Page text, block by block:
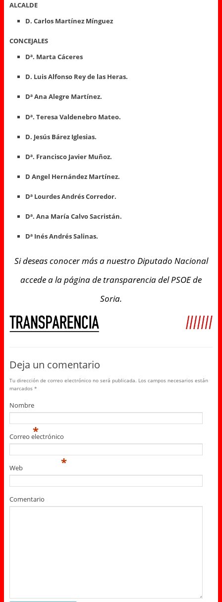
ALCALDE
D. Carlos Martínez Mínguez
CONCEJALES
Dª. Marta Cáceres
D. Luis Alfonso Rey de las Heras.
Dª Ana Alegre Martínez.
Dª. Teresa Valdenebro Mateo.
D. Jesús Bárez Iglesias.
Dª. Francisco Javier Muñoz.
D Angel Hernández Martínez.
Dª Lourdes Andrés Corredor.
Dª. Ana María Calvo Sacristán.
Dª Inés Andrés Salinas.
Si deseas conocer más a nuestro Diputado Nacional
accede a la página de transparencia del PSOE de
Soria.
Deja un comentario
Tu dirección de correo electrónico no será publicada. Los campos necesarios están
marcados *
Nombre
*
Correo electrónico
*
Web
Comentario